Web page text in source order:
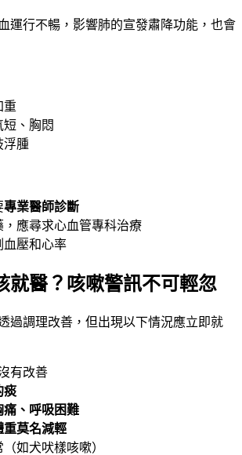
運行不暢，影響肺的宣發肅降功能，也會
重
、胸悶
浮腫
專業醫師診斷
，應尋求心血管專科治療
血壓和心率
就醫？咳嗽警訊不可輕忽
過調理改善，但出現以下情況應立即就
有改善
痰
痛、呼吸困難
重莫名減輕
如犬吠樣咳嗽）